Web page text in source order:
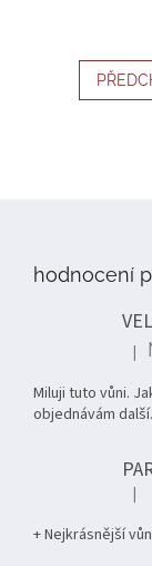
hodnocení
|
Miluji tuto vůni.
objednávám další.
|
+ Nejkrásnější